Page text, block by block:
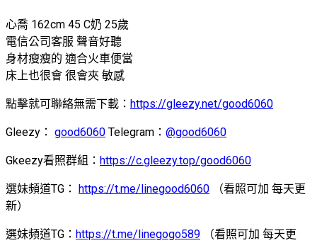
心喬 162cm 45 C奶 25歲
電信公司客服 聲音好聽
身材瘦瘦的 適合火車便當
床上也很會 很會夾 敏感
點擊就可聯絡無需下載： https://gleezy.net/good6060
Gleezy： good6060 Telegram： @good6060
Gkeezy看照群組： https://c.gleezy.top/good6060
選妹頻道TG： https://t.me/linegood6060 （看照可加 每天更
新）
選妹頻道TG： https://t.me/linegogo589 （看照可加 每天更